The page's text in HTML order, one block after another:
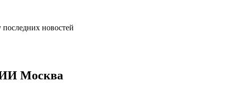
последних новостей
Москва